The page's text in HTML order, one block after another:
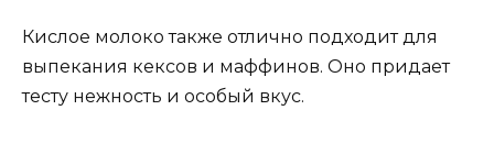
Кислое молоко также отлично подходит для
выпекания кексов и маффинов. Оно придает
тесту нежность и особый вкус.